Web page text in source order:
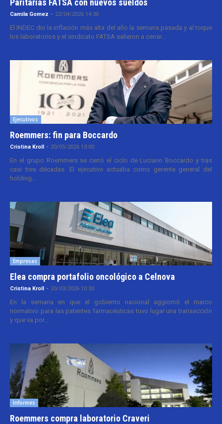
Paritarias FATSA con nuevos sueldos
Camila Gomez - 22/04/2026 14:30
El INDEC dio la inflación más alta del año la semana pasada y al toque
los laboratorios y el sindicato FATSA salieron a cerrar...
Ejecutivos
Roemmers: fin para Boccardo
Cristina Kroll - 20/05/2026 13:00
En el grupo Roemmers se cerró el ciclo de Luciano Boccardo y tras
casi tres décadas. El ejecutivo actuaba como gerente general del
holding...
Empresas
Elea compra portafolio oncológico a Celnova
Cristina Kroll - 20/03/2026 10:30
En la semana en que el gobierno nacional aggiornó el marco
normativo para las patentes farmacéuticas tuvo lugar una transacción
y que va por...
Informes
Roemmers compra laboratorio Craveri